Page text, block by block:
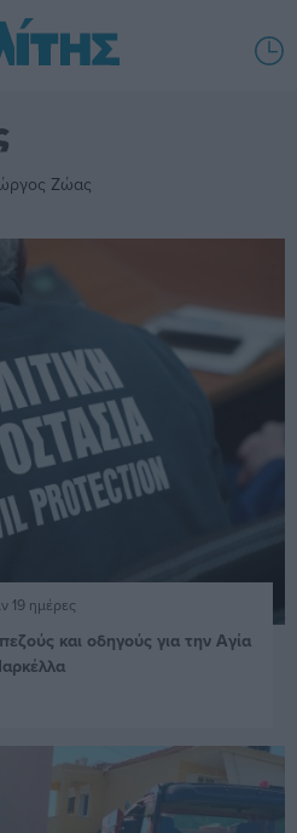
Ζώας
19 ημέρες
και οδηγούς για την Αγία